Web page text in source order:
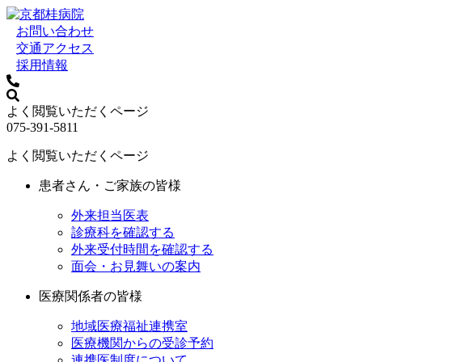
お問い合わせ
交通アクセス
採用情報
よく閲覧いただくページ
075-391-5811
よく閲覧いただくページ
患者さん・ご家族の皆様
外来担当医表
診療科を確認する
外来受付時間を確認する
面会・お見舞いの案内
医療関係者の皆様
地域医療福祉連携室
医療機関からの受診予約